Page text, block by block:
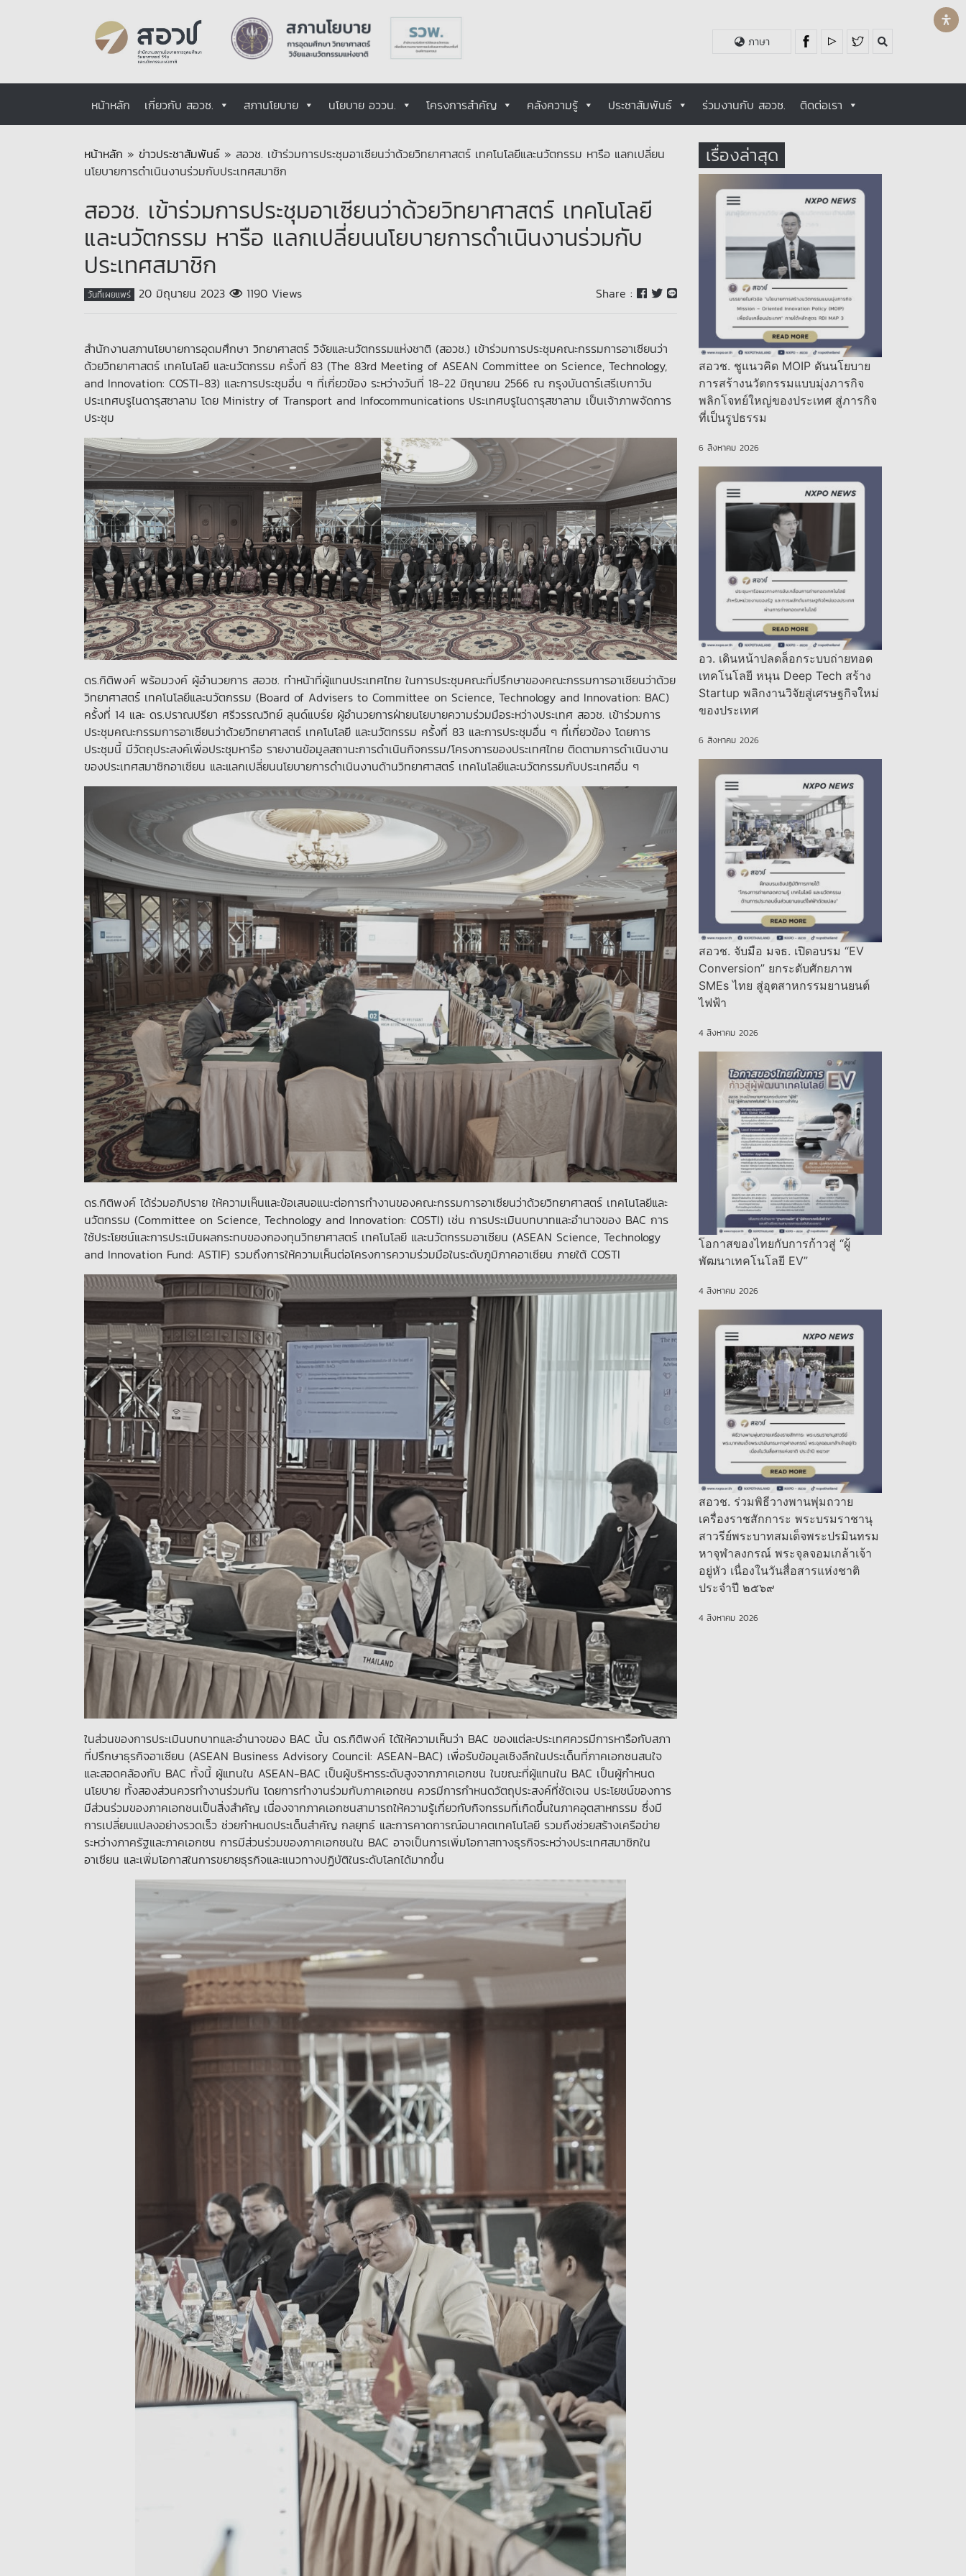
ภาษา
หน้าหลัก เกี่ยวกับ สอวช. สภานโยบาย นโยบาย อววน. โครงการสำคัญ คลังความรู้ ประชาสัมพันธ์ ร่วมงานกับ สอวช. ติดต่อเรา
หน้าหลัก » ข่าวประชาสัมพันธ์ » สอวช. เข้าร่วมการประชุมอาเซียนว่าด้วยวิทยาศาสตร์ เทคโนโลยีและนวัตกรรม หารือ แลกเปลี่ยน
นโยบายการดำเนินงานร่วมกับประเทศสมาชิก
สอวช. เข้าร่วมการประชุมอาเซียนว่าด้วยวิทยาศาสตร์ เทคโนโลยี
และนวัตกรรม หารือ แลกเปลี่ยนนโยบายการดำเนินงานร่วมกับ
ประเทศสมาชิก
วันที่เผยแพร่ 20 มิถุนายน 2023 1190 Views Share :
สำนักงานสภานโยบายการอุดมศึกษา วิทยาศาสตร์ วิจัยและนวัตกรรมแห่งชาติ (สอวช.) เข้าร่วมการประชุมคณะกรรมการอาเซียนว่า
ด้วยวิทยาศาสตร์ เทคโนโลยี และนวัตกรรม ครั้งที่ 83 (The 83rd Meeting of ASEAN Committee on Science, Technology,
and Innovation: COSTI-83) และการประชุมอื่น ๆ ที่เกี่ยวข้อง ระหว่างวันที่ 18-22 มิถุนายน 2566 ณ กรุงบันดาร์เสรีเบกาวัน
ประเทศบรูไนดารุสซาลาม โดย Ministry of Transport and Infocommunications ประเทศบรูไนดารุสซาลาม เป็นเจ้าภาพจัดการ
ประชุม
ดร.กิติพงค์ พร้อมวงค์ ผู้อำนวยการ สอวช. ทำหน้าที่ผู้แทนประเทศไทย ในการประชุมคณะที่ปรึกษาของคณะกรรมการอาเซียนว่าด้วย
วิทยาศาสตร์ เทคโนโลยีและนวัตกรรม (Board of Advisers to Committee on Science, Technology and Innovation: BAC)
ครั้งที่ 14 และ ดร.ปราณปรียา ศรีวรรณวิทย์ ลุนด์แบร์ย ผู้อำนวยการฝ่ายนโยบายความร่วมมือระหว่างประเทศ สอวช. เข้าร่วมการ
ประชุมคณะกรรมการอาเซียนว่าด้วยวิทยาศาสตร์ เทคโนโลยี และนวัตกรรม ครั้งที่ 83 และการประชุมอื่น ๆ ที่เกี่ยวข้อง โดยการ
ประชุมนี้ มีวัตถุประสงค์เพื่อประชุมหารือ รายงานข้อมูลสถานะการดำเนินกิจกรรม/โครงการของประเทศไทย ติดตามการดำเนินงาน
ของประเทศสมาชิกอาเซียน และแลกเปลี่ยนนโยบายการดำเนินงานด้านวิทยาศาสตร์ เทคโนโลยีและนวัตกรรมกับประเทศอื่น ๆ
ดร.กิติพงค์ ได้ร่วมอภิปราย ให้ความเห็นและข้อเสนอแนะต่อการทำงานของคณะกรรมการอาเซียนว่าด้วยวิทยาศาสตร์ เทคโนโลยีและ
นวัตกรรม (Committee on Science, Technology and Innovation: COSTI) เช่น การประเมินบทบาทและอำนาจของ BAC การ
ใช้ประโยชน์และการประเมินผลกระทบของกองทุนวิทยาศาสตร์ เทคโนโลยี และนวัตกรรมอาเซียน (ASEAN Science, Technology
and Innovation Fund: ASTIF) รวมถึงการให้ความเห็นต่อโครงการความร่วมมือในระดับภูมิภาคอาเซียน ภายใต้ COSTI
ในส่วนของการประเมินบทบาทและอำนาจของ BAC นั้น ดร.กิติพงค์ ได้ให้ความเห็นว่า BAC ของแต่ละประเทศควรมีการหารือกับสภา
ที่ปรึกษาธุรกิจอาเซียน (ASEAN Business Advisory Council: ASEAN-BAC) เพื่อรับข้อมูลเชิงลึกในประเด็นที่ภาคเอกชนสนใจ
และสอดคล้องกับ BAC ทั้งนี้ ผู้แทนใน ASEAN-BAC เป็นผู้บริหารระดับสูงจากภาคเอกชน ในขณะที่ผู้แทนใน BAC เป็นผู้กำหนด
นโยบาย ทั้งสองส่วนควรทำงานร่วมกัน โดยการทำงานร่วมกับภาคเอกชน ควรมีการกำหนดวัตถุประสงค์ที่ชัดเจน ประโยชน์ของการ
มีส่วนร่วมของภาคเอกชนเป็นสิ่งสำคัญ เนื่องจากภาคเอกชนสามารถให้ความรู้เกี่ยวกับกิจกรรมที่เกิดขึ้นในภาคอุตสาหกรรม ซึ่งมี
การเปลี่ยนแปลงอย่างรวดเร็ว ช่วยกำหนดประเด็นสำคัญ กลยุทธ์ และการคาดการณ์อนาคตเทคโนโลยี รวมถึงช่วยสร้างเครือข่าย
ระหว่างภาครัฐและภาคเอกชน การมีส่วนร่วมของภาคเอกชนใน BAC อาจเป็นการเพิ่มโอกาสทางธุรกิจระหว่างประเทศสมาชิกใน
อาเซียน และเพิ่มโอกาสในการขยายธุรกิจและแนวทางปฏิบัติในระดับโลกได้มากขึ้น
เรื่องล่าสุด
สอวช. ชูแนวคิด MOIP ดันนโยบาย
การสร้างนวัตกรรมแบบมุ่งภารกิจ
พลิกโจทย์ใหญ่ของประเทศ สู่ภารกิจ
ที่เป็นรูปธรรม
6 สิงหาคม 2026
อว. เดินหน้าปลดล็อกระบบถ่ายทอด
เทคโนโลยี หนุน Deep Tech สร้าง
Startup พลิกงานวิจัยสู่เศรษฐกิจใหม่
ของประเทศ
6 สิงหาคม 2026
สอวช. จับมือ มจธ. เปิดอบรม “EV
Conversion” ยกระดับศักยภาพ
SMEs ไทย สู่อุตสาหกรรมยานยนต์
ไฟฟ้า
4 สิงหาคม 2026
โอกาสของไทยกับการก้าวสู่ “ผู้
พัฒนาเทคโนโลยี EV”
4 สิงหาคม 2026
สอวช. ร่วมพิธีวางพานพุ่มถวาย
เครื่องราชสักการะ พระบรมราชานุ
สาวรีย์พระบาทสมเด็จพระปรมินทรม
หาจุฬาลงกรณ์ พระจุลจอมเกล้าเจ้า
อยู่หัว เนื่องในวันสื่อสารแห่งชาติ
ประจำปี ๒๕๖๙
4 สิงหาคม 2026